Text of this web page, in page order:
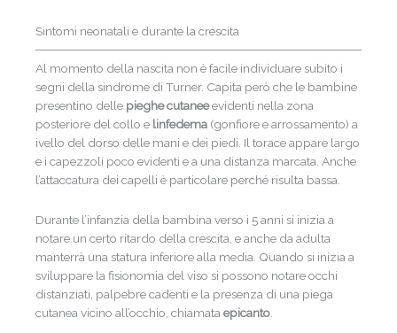
Sintomi neonatali e durante la crescita
Al momento della nascita non è facile individuare subito i
segni della sindrome di Turner. Capita però che le bambine
presentino delle pieghe cutaneeevidenti nella zona
posteriore del collo e linfedema (gonfiore e arrossamento) a
ivello del dorso delle mani e dei piedi. Il torace appare largo
e i capezzoli poco evidenti e a una distanza marcata. Anche
l’attaccatura dei capelli è particolare perché risulta bassa.
Durante l’infanzia della bambina verso i 5 anni si inizia a
notare un certo ritardo della crescita, e anche da adulta
manterrà una statura inferiore alla media. Quando si inizia a
sviluppare la fisionomia del viso si possono notare occhi
distanziati, palpebre cadenti e la presenza di una piega
cutanea vicino all’occhio, chiamata epicanto